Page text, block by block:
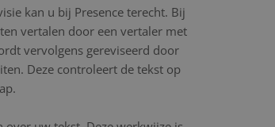
kan u bij Presence terecht. Bij
vertalen door een vertaler met
vervolgens gereviseerd door
Deze controleert de tekst op